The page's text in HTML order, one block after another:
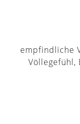
empfindliche
Völlegefühl,